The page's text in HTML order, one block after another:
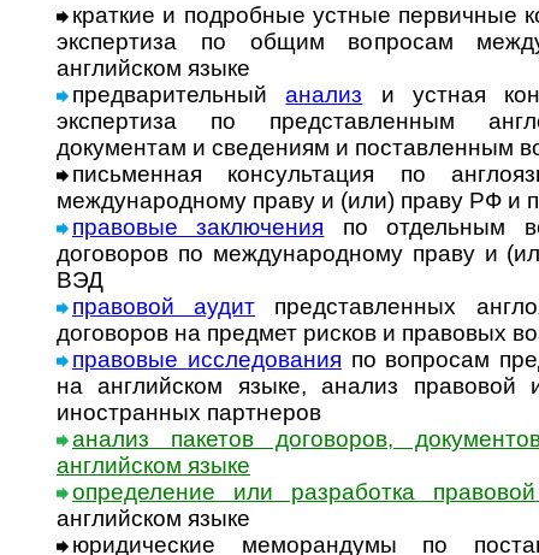
краткие и подробные устные первичные
экспертиза по общим вопросам
английском языке
предварительныйанализ и устная
экспертиза по представленным
документам и сведениям и поставленным
письменная консультация по
международному праву и (или) праву РФ и
правовые заключения по отдельным
договоров по международному праву и
ВЭД
правовой аудит представленных
договоров на предмет рисков и правовых
правовые исследования по вопросам
на английском языке, анализ
иностранных партнеров
анализ пакетов договоров,
английском языке
определение или разработка
английском языке
юридические меморандумы по